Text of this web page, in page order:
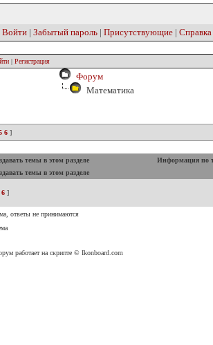
Войти | Забытый пароль | Присутствующие | Справка
| Регистрация
Форум
Математика
6 ]
темы в этом разделе
Информация по
темы в этом разделе
6 ]
ответы не принимаются
работает на скрипте © Ikonboard.com